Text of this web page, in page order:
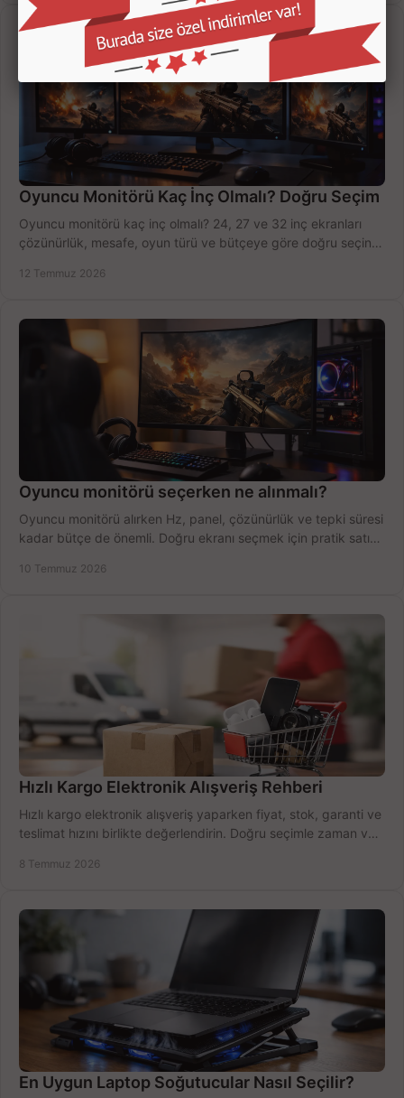
Oyuncu Monitörü Kaç İnç Olmalı? Doğru Seçim
Oyuncu monitörü kaç inç olmalı? 24, 27 ve 32 inç ekranları
çözünürlük, mesafe, oyun türü ve bütçeye göre doğru seçin,
12 Temmuz 2026
Oyuncu monitörü seçerken ne alınmalı?
Oyuncu monitörü alırken Hz, panel, çözünürlük ve tepki süresi
kadar bütçe de önemli. Doğru ekranı seçmek için pratik satın
10 Temmuz 2026
Hızlı Kargo Elektronik Alışveriş Rehberi
Hızlı kargo elektronik alışveriş yaparken fiyat, stok, garanti ve
teslimat hızını birlikte değerlendirin. Doğru seçimle zaman ve
8 Temmuz 2026
En Uygun Laptop Soğutucular Nasıl Seçilir?